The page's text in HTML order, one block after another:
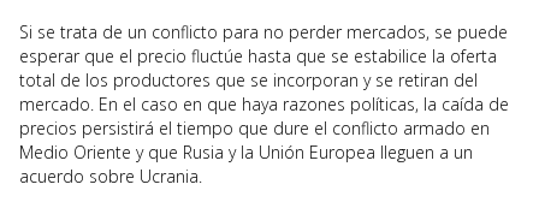
Si se trata de un conflicto para no perder mercados, se puede
esperar que el precio fluctúe hasta que se estabilice la oferta
total de los productores que se incorporan y se retiran del
mercado. En el caso en que haya razones políticas, la caída de
precios persistirá el tiempo que dure el conflicto armado en
Medio Oriente y que Rusia y la Unión Europea lleguen a un
acuerdo sobre Ucrania.